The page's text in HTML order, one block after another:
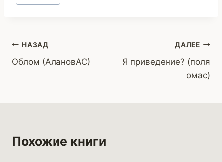
записи:
Навигация
по
НАЗАД
Облом (АлановАС)
ДАЛЕЕ
Я приведение? (поля
омас)
Похожие книги